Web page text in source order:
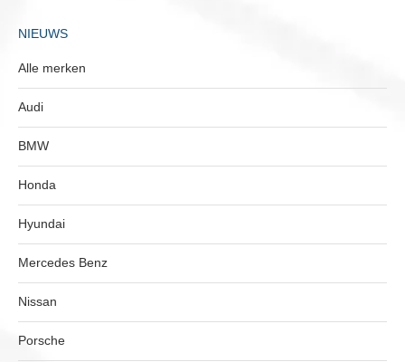
NIEUWS
Alle merken
Audi
BMW
Honda
Hyundai
Mercedes Benz
Nissan
Porsche